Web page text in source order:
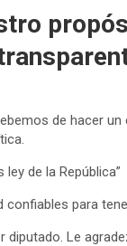
de hacer
de la República”
para
diputado. Le